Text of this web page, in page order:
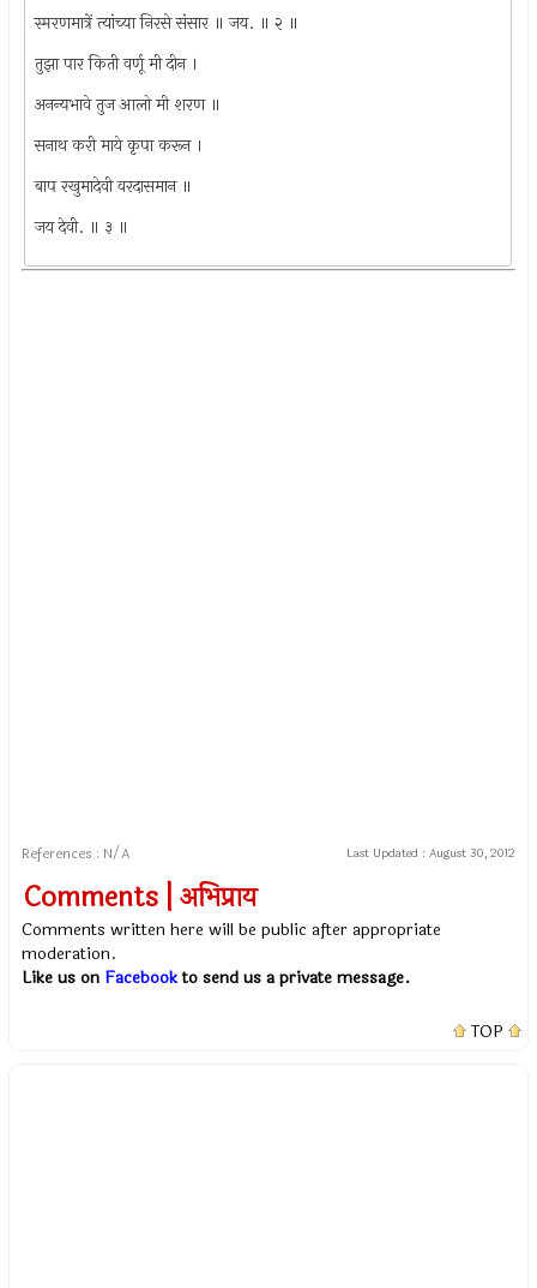
स्मरणमात्रें त्यांच्या निरसे संसार ॥ जय. ॥ २ ॥
तुझा पार किती वर्णू मी दीन ।
अनन्यभावे तुज आलो मी शरण ॥
सनाथ करी माये कृपा करून ।
बाप रखुमादेवी वरदासमान ॥
जय देवी. ॥ ३ ॥
References : N/A Last Updated : August 30, 2012
Comments | अभिप्राय
Comments written here will be public after appropriate
moderation.
Like us on Facebookto send us a private message.
TOP